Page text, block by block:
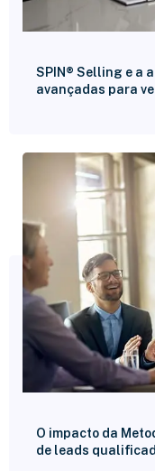
SPIN® Selling e a
avançadas para
O impacto da
de leads